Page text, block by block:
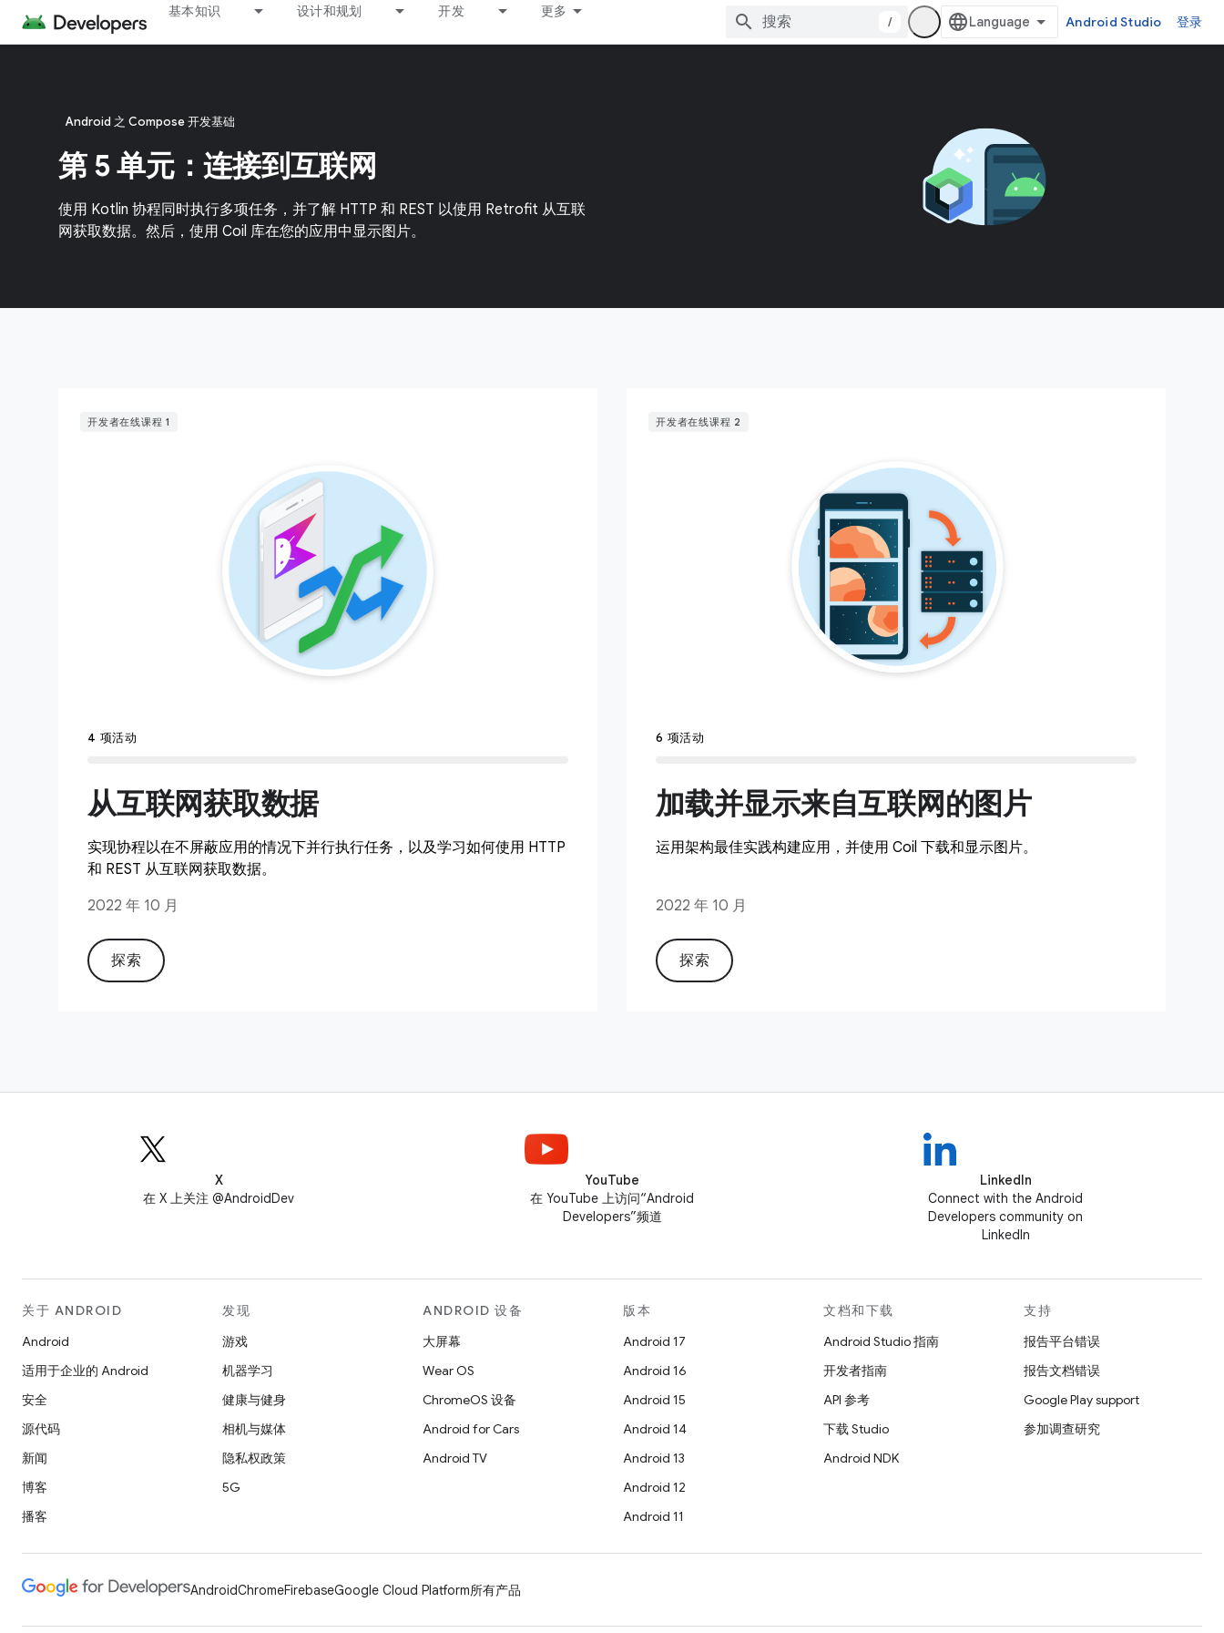
基本知识 设计和规划 开发 更多
/ Android Studio 登录
Android 之 Compose 开发基础
第 5 单元：连接到互联网
使用 Kotlin 协程同时执行多项任务，并了解 HTTP 和 REST 以使用 Retrofit 从互联
网获取数据。然后，使用 Coil 库在您的应用中显示图片。
开发者在线课程 1
4 项活动
从互联网获取数据
实现协程以在不屏蔽应用的情况下并行执行任务，以及学习如何使用 HTTP
和 REST 从互联网获取数据。
2022 年 10 月
探索
开发者在线课程 2
6 项活动
加载并显示来自互联网的图片
运用架构最佳实践构建应用，并使用 Coil 下载和显示图片。
2022 年 10 月
探索
X
在 X 上关注 @AndroidDev
YouTube
在 YouTube 上访问“Android
Developers”频道
LinkedIn
Connect with the Android
Developers community on
LinkedIn
关于 ANDROID
Android
适用于企业的 Android
安全
源代码
新闻
博客
播客
发现
游戏
机器学习
健康与健身
相机与媒体
隐私权政策
5G
ANDROID 设备
大屏幕
Wear OS
ChromeOS 设备
Android for Cars
Android TV
版本
Android 17
Android 16
Android 15
Android 14
Android 13
Android 12
Android 11
文档和下载
Android Studio 指南
开发者指南
API 参考
下载 Studio
Android NDK
支持
报告平台错误
报告文档错误
Google Play support
参加调查研究
AndroidChromeFirebaseGoogle Cloud Platform所有产品